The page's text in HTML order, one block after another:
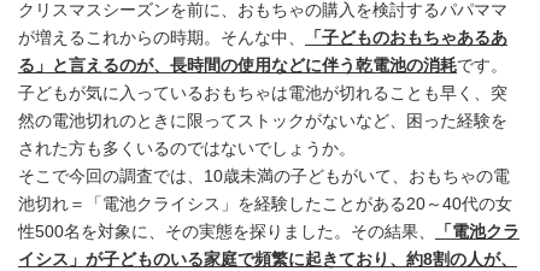
クリスマスシーズンを前に、おもちゃの購入を検討するパパママ
が増えるこれからの時期。そんな中、
「子どものおもちゃあるあ
る」と言えるのが、長時間の使用などに伴う乾電池の消耗です。
子どもが気に入っているおもちゃは電池が切れることも早く、突
然の電池切れのときに限ってストックがないなど、困った経験を
された方も多くいるのではないでしょうか。
そこで今回の調査では、10歳未満の子どもがいて、おもちゃの電
池切れ＝「電池クライシス」を経験したことがある20～40代の女
性500名を対象に、その実態を探りました。その結果、
「電池クラ
イシス」が子どものいる家庭で頻繁に起きており、約8割の人が、